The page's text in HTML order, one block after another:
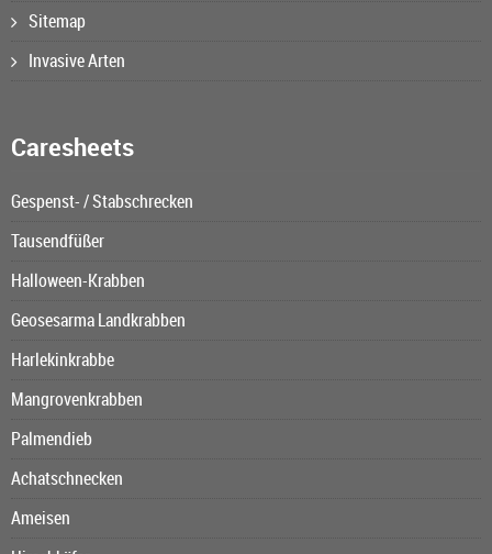
Sitemap
Invasive Arten
Caresheets
Gespenst- / Stabschrecken
Tausendfüßer
Halloween-Krabben
Geosesarma Landkrabben
Harlekinkrabbe
Mangrovenkrabben
Palmendieb
Achatschnecken
Ameisen